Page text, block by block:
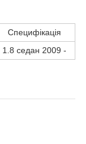
Специфікація
1.8 седан 2009 -